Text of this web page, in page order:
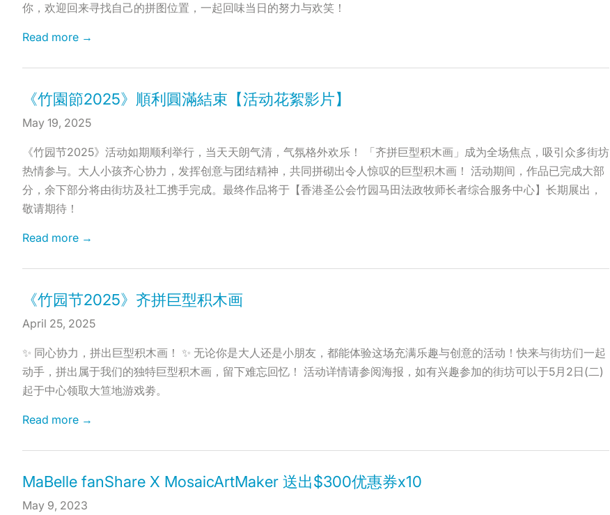
你，欢迎回来寻找自己的拼图位置，一起回味当日的努力与欢笑！
Read more →
《竹園節2025》順利圓滿結束【活动花絮影片】
May 19, 2025
《竹园节2025》活动如期顺利举行，当天天朗气清，气氛格外欢乐！ 「齐拼巨型积木画」成为全场焦点，吸引众多街坊
热情参与。大人小孩齐心协力，发挥创意与团结精神，共同拼砌出令人惊叹的巨型积木画！ 活动期间，作品已完成大部
分，余下部分将由街坊及社工携手完成。最终作品将于【香港圣公会竹园马田法政牧师长者综合服务中心】长期展出，
敬请期待！
Read more →
《竹园节2025》齐拼巨型积木画
April 25, 2025
✨ 同心协力，拼出巨型积木画！ ✨ 无论你是大人还是小朋友，都能体验这场充满乐趣与创意的活动！快来与街坊们一起
动手，拼出属于我们的独特巨型积木画，留下难忘回忆！ 活动详情请参阅海报，如有兴趣参加的街坊可以于5月2日(二)
起于中心领取大笪地游戏劵。
Read more →
MaBelle fanShare X MosaicArtMaker 送出$300优惠券x10
May 9, 2023